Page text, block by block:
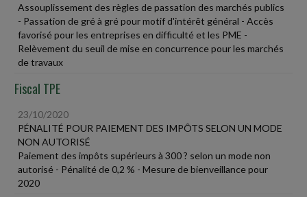
Assouplissement des règles de passation des marchés publics
- Passation de gré à gré pour motif d'intérêt général - Accès
favorisé pour les entreprises en difficulté et les PME -
Relèvement du seuil de mise en concurrence pour les marchés
de travaux
Fiscal TPE
23/10/2020
PÉNALITÉ POUR PAIEMENT DES IMPÔTS SELON UN MODE
NON AUTORISÉ
Paiement des impôts supérieurs à 300 ? selon un mode non
autorisé - Pénalité de 0,2 % - Mesure de bienveillance pour
2020